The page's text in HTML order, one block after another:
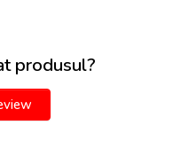
produsul?